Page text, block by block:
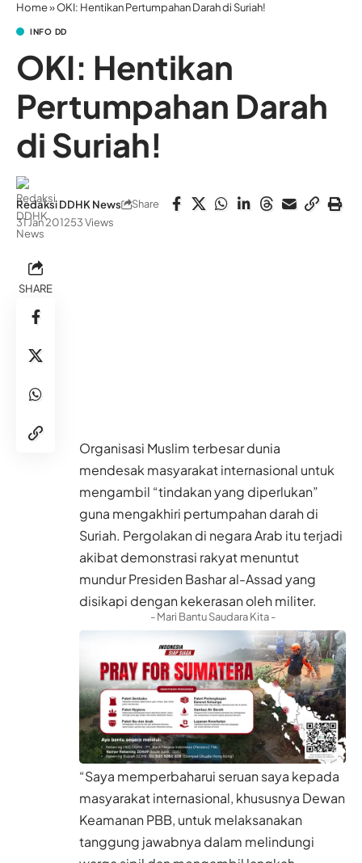
Home»OKI: Hentikan Pertumpahan Darah di Suriah!
INFO DD
OKI: Hentikan
Pertumpahan Darah
di Suriah!
Redaksi DDHK News
31 Jan 201253 Views
Share
SHARE
Organisasi Muslim terbesar dunia
mendesak masyarakat internasional untuk
mengambil “tindakan yang diperlukan”
guna mengakhiri pertumpahan darah di
Suriah. Pergolakan di negara Arab itu terjadi
akibat demonstrasi rakyat menuntut
mundur Presiden Bashar al-Assad yang
disikapi dengan kekerasan oleh militer.
- Mari Bantu Saudara Kita -
“Saya memperbaharui seruan saya kepada
masyarakat internasional, khususnya Dewan
Keamanan PBB, untuk melaksanakan
tanggung jawabnya dalam melindungi